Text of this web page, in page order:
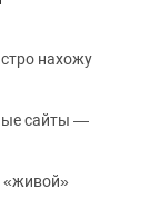
нахожу
сайты —
«живой»